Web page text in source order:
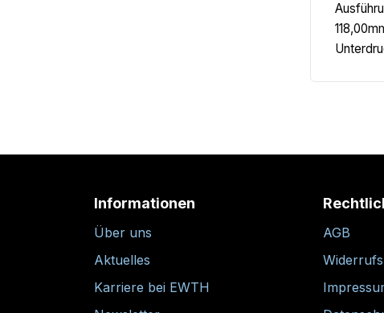
Informationen
Über uns
Aktuelles
Karriere bei EWTH
AGB